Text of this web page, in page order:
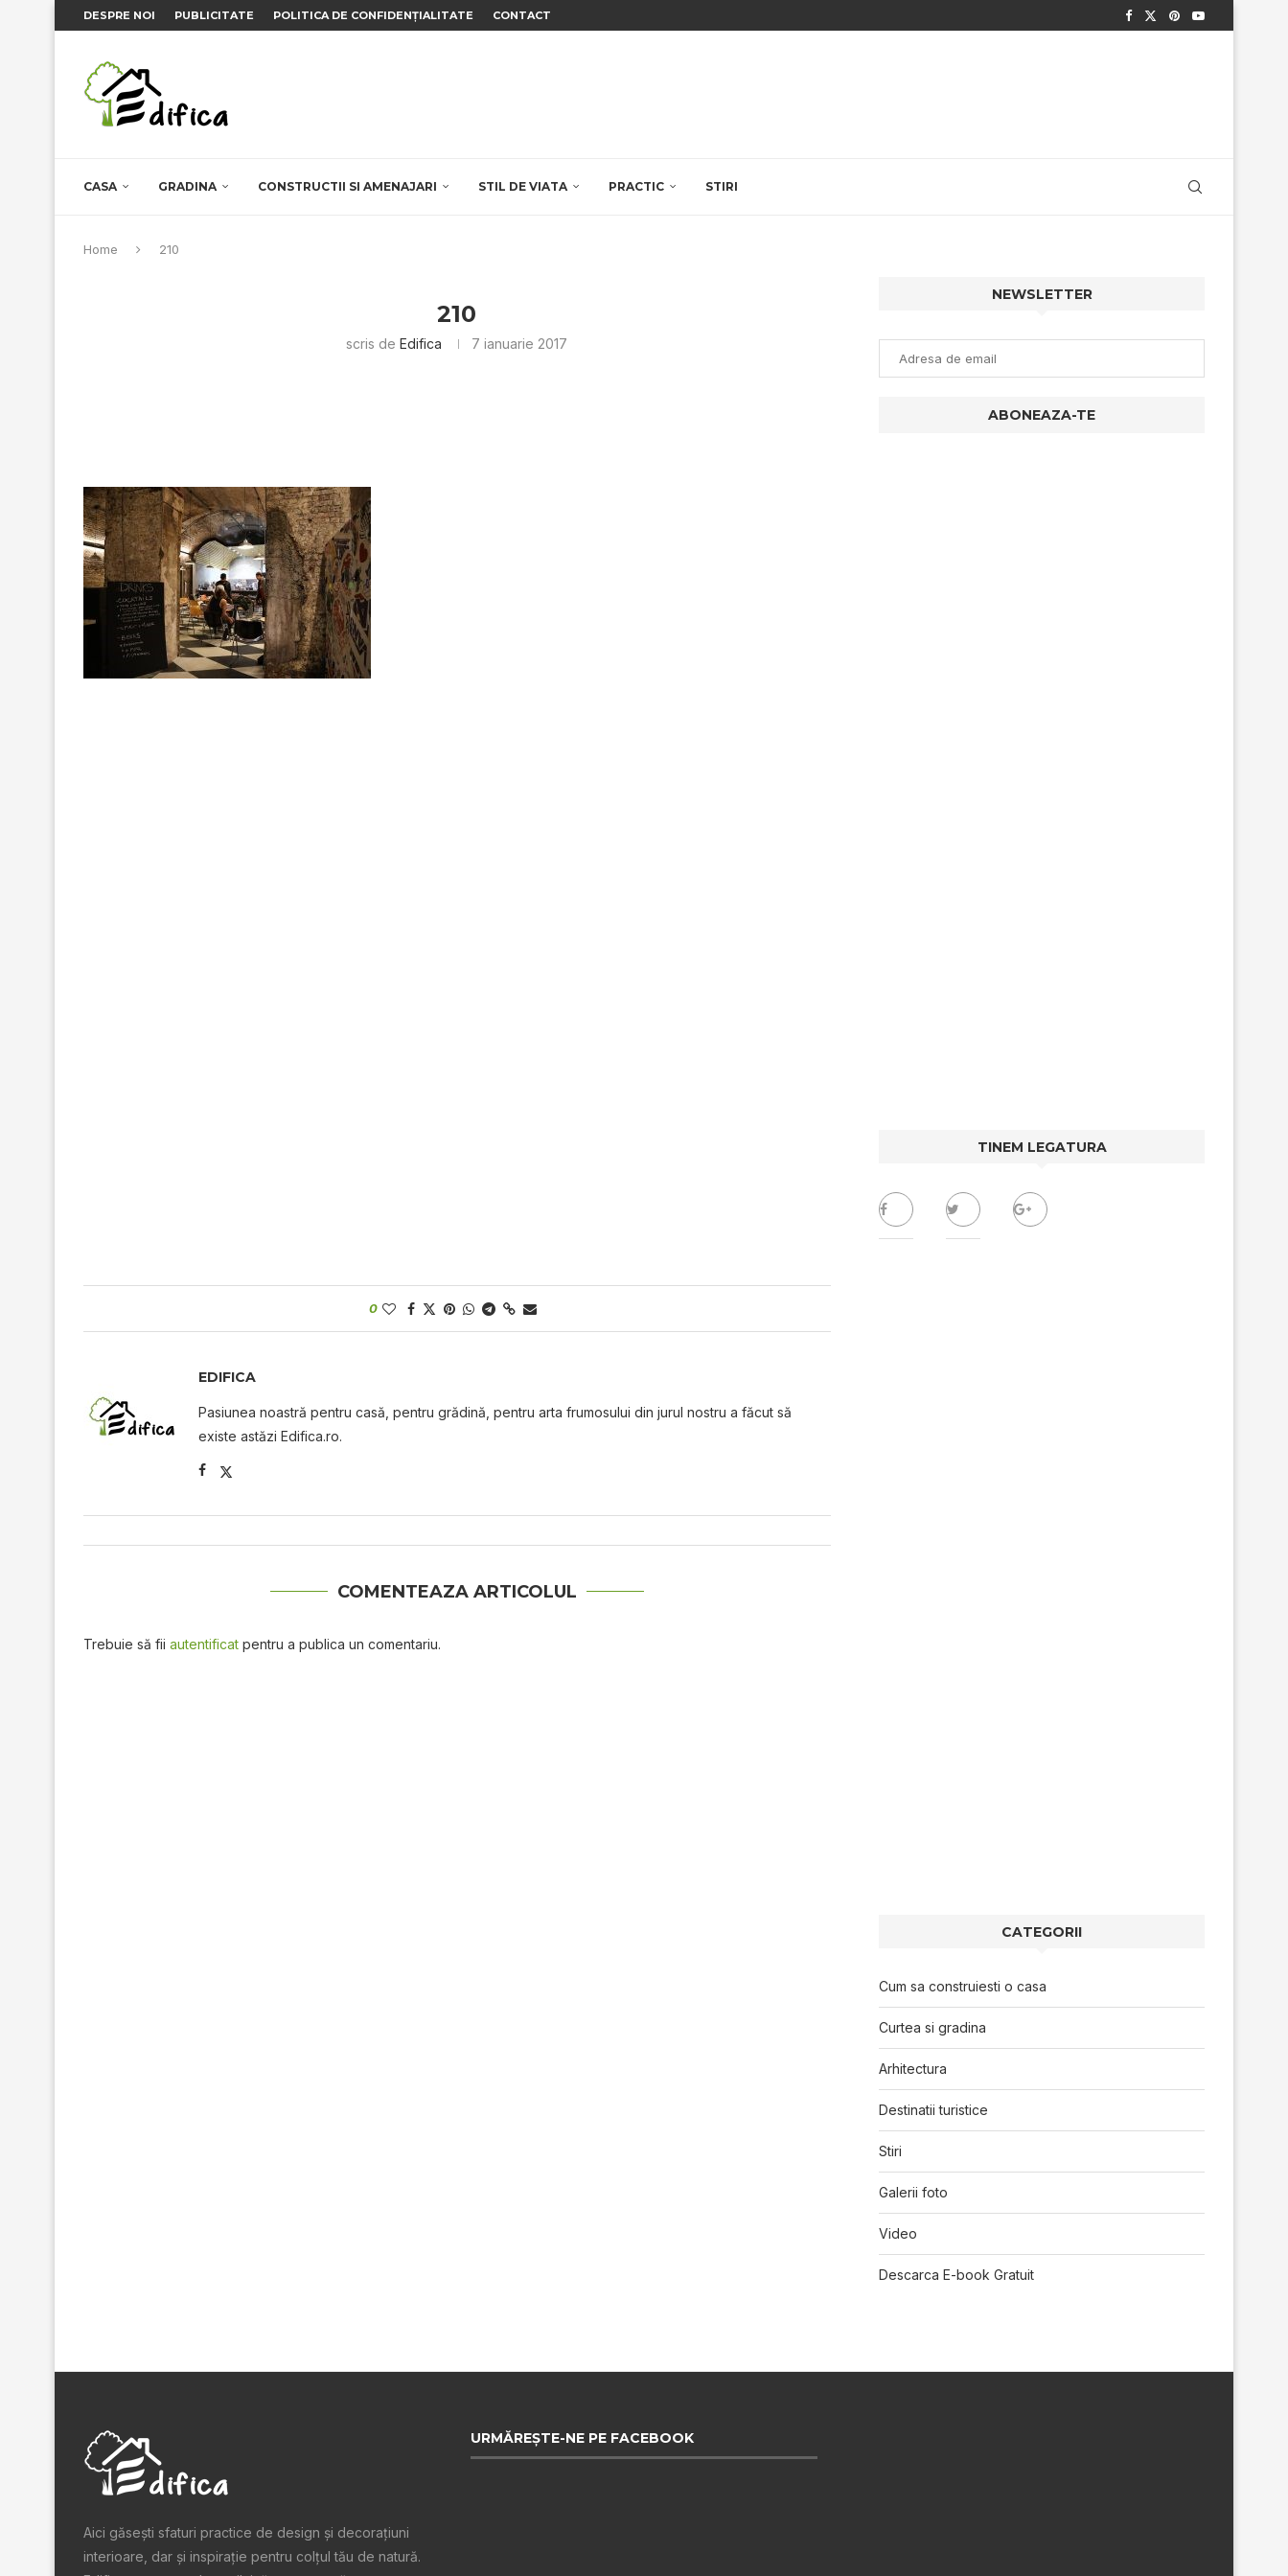
DESPRE NOI PUBLICITATE POLITICA DE CONFIDENȚIALITATE CONTACT
CASA GRADINA CONSTRUCTII SI AMENAJARI STIL DE VIATA PRACTIC STIRI
Home 210
210
scris deEdifica 7 ianuarie 2017
0
EDIFICA
Pasiunea noastră pentru casă, pentru grădină, pentru arta frumosului din jurul nostru a făcut să
existe astăzi Edifica.ro.
COMENTEAZA ARTICOLUL
Trebuie să fii autentificat pentru a publica un comentariu.
NEWSLETTER
TINEM LEGATURA
CATEGORII
Cum sa construiesti o casa
Curtea si gradina
Arhitectura
Destinatii turistice
Stiri
Galerii foto
Video
Descarca E-book Gratuit
Aici găsești sfaturi practice de design şi decoraţiuni
interioare, dar și inspiraţie pentru colţul tău de natură.
URMĂREȘTE-NE PE FACEBOOK